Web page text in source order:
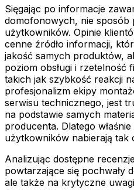
Sięgając po informacje
domofonowych, nie sposób
użytkowników. Opinie
cenne źródło informacji,
jakość samych produktów,
poziom obsługi i rzetelność
takich jak szybkość reakcji
profesjonalizm ekipy
serwisu technicznego, jest
na podstawie samych
producenta. Dlatego
użytkowników nabierają tak
Analizując dostępne
powtarzające się pochwały
ale także na krytyczne